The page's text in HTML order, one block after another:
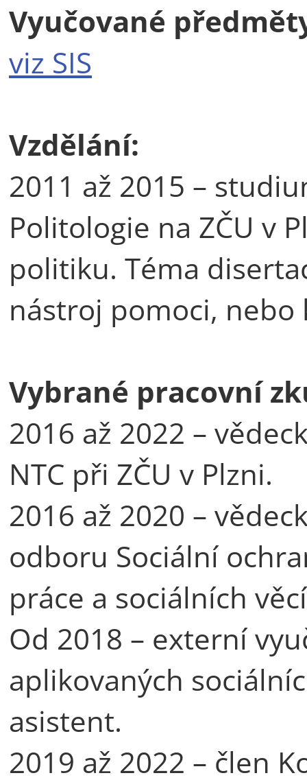
Vyučované
viz SIS
Vzdělání:
2011 až 2015 –
Politologie na ZČU v
politiku. Téma
nástroj pomoci, nebo
Vybrané pracovní
2016 až 2022 –
NTC při ZČU v Plzni.
2016 až 2020 –
odboru Sociální
práce a sociálních
Od 2018 – externí
aplikovaných
asistent.
2019 až 2022 – člen